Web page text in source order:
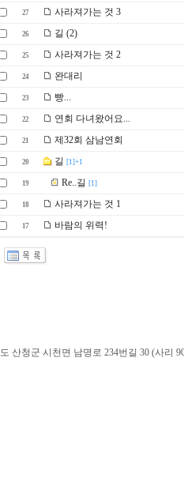
27 사라져가는 것 3
26 길 (2)
25 사라져가는 것 2
24 완대리
23 빵...
22 연회 다녀왔어요...
21 제32회 삼남연회
20 길 [1]+1
19 Re..길 [1]
18 사라져가는 것 1
17 바람의 위력!
산청군 시천면 남명로 234번길 30 (사리